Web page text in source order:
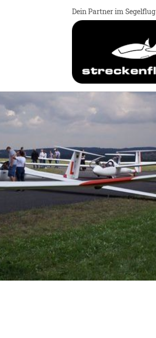
Dein Partner im Segelflug